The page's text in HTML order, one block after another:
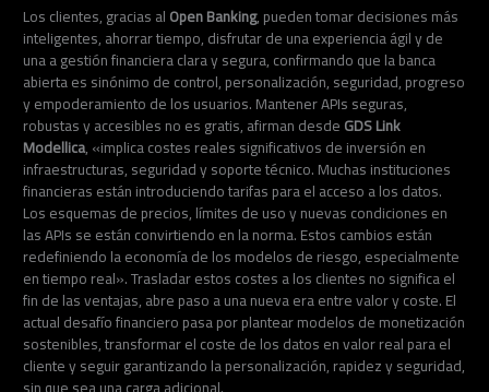
Los clientes, gracias alOpen Banking, pueden tomar decisiones más
inteligentes, ahorrar tiempo, disfrutar de una experiencia ágil y de
una a gestión financiera clara y segura, confirmando que la banca
abierta es sinónimo de control, personalización, seguridad, progreso
y empoderamiento de los usuarios. Mantener APIs seguras,
robustas y accesibles no es gratis, afirman desdeGDS Link
Modellica, «implica costes reales significativos de inversión en
infraestructuras, seguridad y soporte técnico. Muchas instituciones
financieras están introduciendo tarifas para el acceso a los datos.
Los esquemas de precios, límites de uso y nuevas condiciones en
las APIs se están convirtiendo en la norma. Estos cambios están
redefiniendo la economía de los modelos de riesgo, especialmente
en tiempo real». Trasladar estos costes a los clientes no significa el
fin de las ventajas, abre paso a una nueva era entre valor y coste. El
actual desafío financiero pasa por plantear modelos de monetización
sostenibles, transformar el coste de los datos en valor real para el
cliente y seguir garantizando la personalización, rapidez y seguridad,